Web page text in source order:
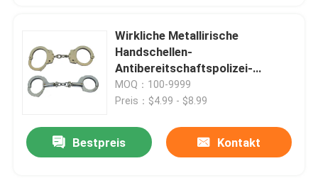
Wirkliche Metallirische
Handschellen-
Antibereitschaftspolizei-
Ausrüstung für Verbrecher-
Gefangen-Geächtete
MOQ：100-9999
Preis：$4.99 - $8.99
Bestpreis Kontakt